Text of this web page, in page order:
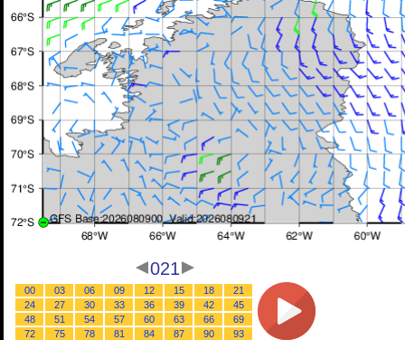
021
00 03 06 09 12 15 18
21
24
27 30 33 36 39 42
45
48
51 54 57 60 63 66
69
72
75 78 81 84 87 90 93